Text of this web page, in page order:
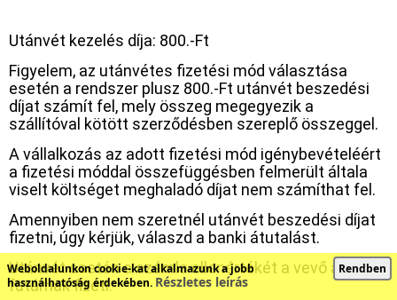
Weboldalunkon cookie-kat alkalmazunk a jobb
használhatóság érdekében. Részletes leírás
Rendben
Utánvét kezelés díja: 800.-Ft
Figyelem, az utánvétes fizetési mód választása
esetén a rendszer plusz 800.-Ft utánvét beszedési
díjat számít fel, mely összeg megegyezik a
szállítóval kötött szerződésben szereplő összeggel.
A vállalkozás az adott fizetési mód igénybevételéért
a fizetési móddal összefüggésben felmerült általa
viselt költséget meghaladó díjat nem számíthat fel.
Amennyiben nem szeretnél utánvét beszedési díjat
fizetni, úgy kérjük, válaszd a banki átutalást.
Utánvét esetén a számla ellenértékét a vevő a
futárnak fizeti.